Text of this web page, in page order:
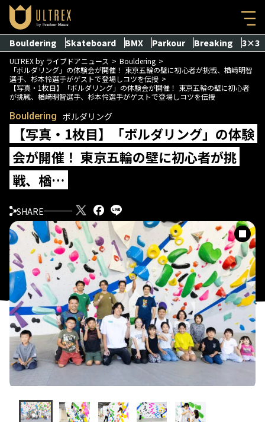
Bouldering Skateboard BMX Parkour Breaking 3×3
ULTREX by ライブドアニュース
Bouldering
「ボルダリング」の体験会が開催！ 東京五輪の壁に初心者が挑戦、楢﨑明智
選手、杉本怜選手がゲストで登場しコツを伝授
【写真・1枚目】「ボルダリング」の体験会が開催！ 東京五輪の壁に初心者
が挑戦、楢﨑明智選手、杉本怜選手がゲストで登場しコツを伝授
Bouldering ボルダリング
【写真・1枚目】「ボルダリング」の体験
会が開催！ 東京五輪の壁に初心者が挑
戦、楢…
SHARE